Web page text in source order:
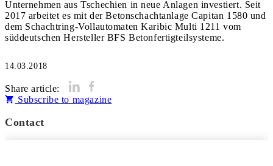
Unternehmen aus Tschechien in neue Anlagen investiert. Seit
2017 arbeitet es mit der Betonschachtanlage Capitan 1580 und
dem Schachtring-Vollautomaten Karibic Multi 1211 vom
süddeutschen Hersteller BFS Betonfertigteilsysteme.
14.03.2018
Share article:
Subscribe to magazine
Contact